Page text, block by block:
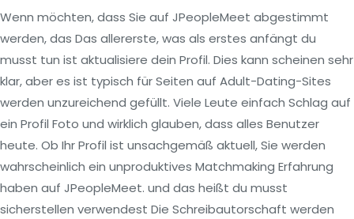
Wenn möchten, dass Sie auf JPeopleMeet abgestimmt
werden, das Das allererste, was als erstes anfängt du
musst tun ist aktualisiere dein Profil. Dies kann scheinen sehr
klar, aber es ist typisch für Seiten auf Adult-Dating-Sites
werden unzureichend gefüllt. Viele Leute einfach Schlag auf
ein Profil Foto und wirklich glauben, dass alles Benutzer
heute. Ob Ihr Profil ist unsachgemäß aktuell, Sie werden
wahrscheinlich ein unproduktives Matchmaking Erfahrung
haben auf JPeopleMeet. und das heißt du musst
sicherstellen verwendest Die Schreibautorschaft werden